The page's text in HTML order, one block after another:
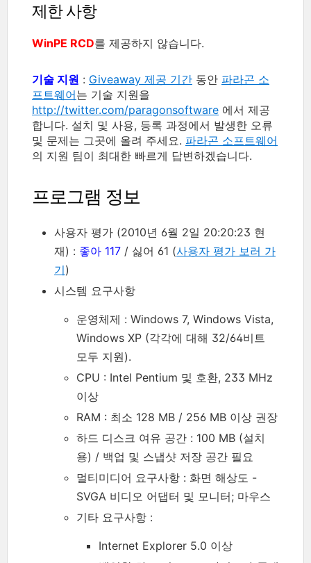
제한 사항
WinPE RCD를 제공하지 않습니다.
기술 지원 : Giveaway 제공 기간 동안 파라곤 소
프트웨어는 기술 지원을
http://twitter.com/paragonsoftware 에서 제공
합니다. 설치 및 사용, 등록 과정에서 발생한 오류
및 문제는 그곳에 올려 주세요. 파라곤 소프트웨어
의 지원 팀이 최대한 빠르게 답변하겠습니다.
프로그램 정보
사용자 평가 (2010년 6월 2일 20:20:23 현
재) : 좋아 117 / 싫어 61 (사용자 평가 보러 가
기)
시스템 요구사항
운영체제 : Windows 7, Windows Vista,
Windows XP (각각에 대해 32/64비트
모두 지원).
CPU : Intel Pentium 및 호환, 233 MHz
이상
RAM : 최소 128 MB / 256 MB 이상 권장
하드 디스크 여유 공간 : 100 MB (설치
용) / 백업 및 스냅샷 저장 공간 필요
멀티미디어 요구사항 : 화면 해상도 -
SVGA 비디오 어댑터 및 모니터; 마우스
기타 요구사항 :
Internet Explorer 5.0 이상